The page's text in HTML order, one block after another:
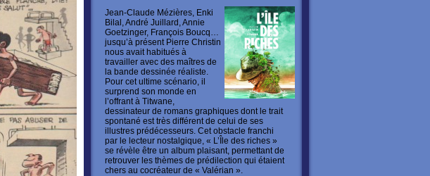
Jean-Claude Mézières, Enki
Bilal, André Juillard, Annie
Goetzinger, François Boucq…
jusqu’à présent Pierre Christin
nous avait habitués à
travailler avec des maîtres de
la bande dessinée réaliste.
Pour cet ultime scénario, il
surprend son monde en
l’offrant à Titwane,
dessinateur de romans graphiques dont le trait
spontané est très différent de celui de ses
illustres prédécesseurs. Cet obstacle franchi
par le lecteur nostalgique, « L’Île des riches »
se révèle être un album plaisant, permettant de
retrouver les thèmes de prédilection qui étaient
chers au cocréateur de « Valérian ».